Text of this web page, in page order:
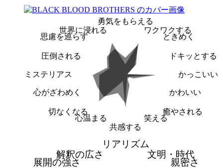
勇気をもらえる
ワクワクする
ときめく
ドキッとする
かっこいい
かわいい
癒やされる
笑える
共感する
心温まる
切なくなる
心がざわめく
ミステリアス
圧倒される
思慮を巡らす
世界に浸れる
リアリズム
文明・時代
親密さ
展開の強さ
解釈の広さ